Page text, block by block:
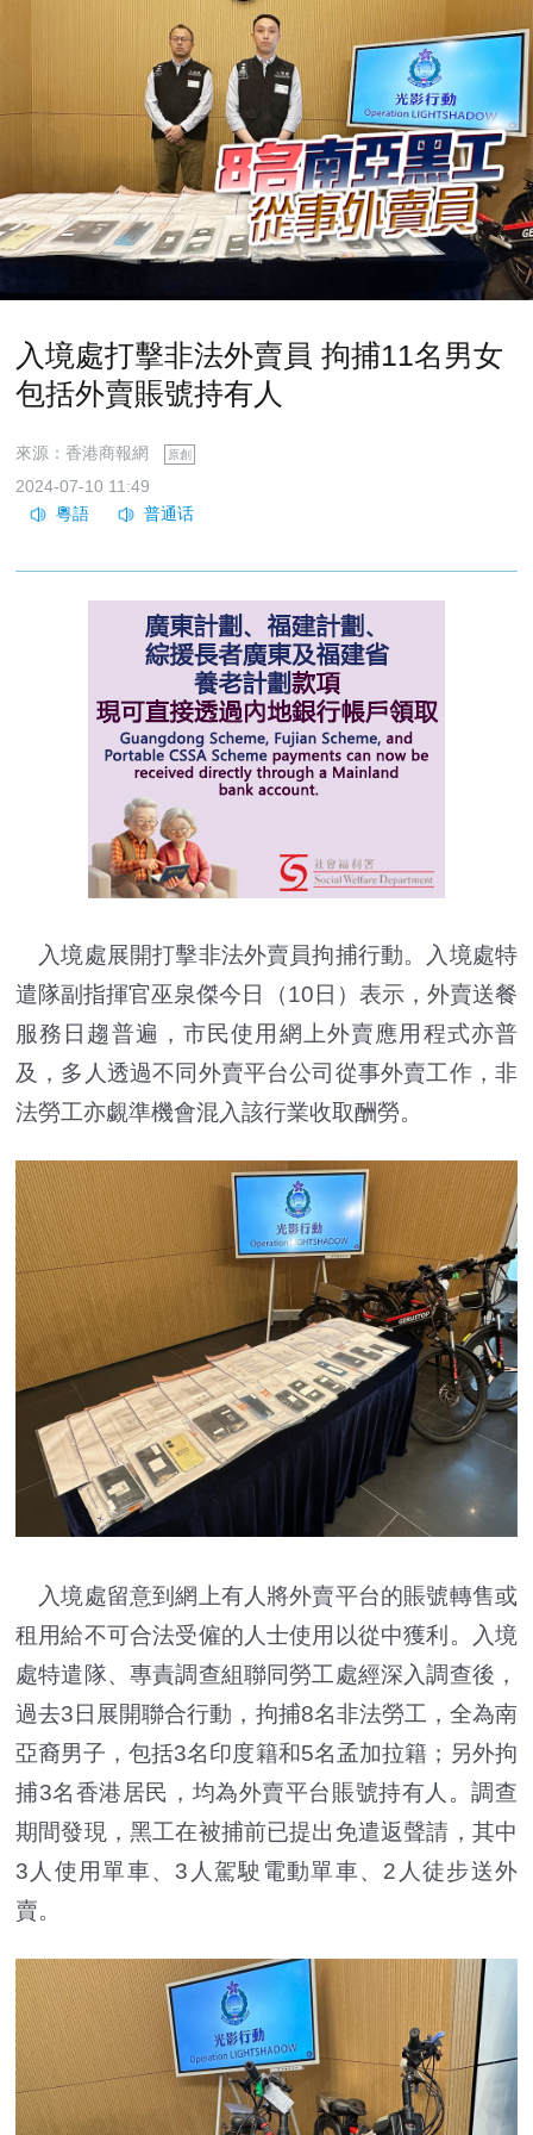
入境處打擊非法外賣員 拘捕11名男女
包括外賣賬號持有人
來源：香港商報網 原創
2024-07-10 11:49
入境處展開打擊非法外賣員拘捕行動。入境處特
遣隊副指揮官巫泉傑今日（10日）表示，外賣送餐
服務日趨普遍，市民使用網上外賣應用程式亦普
及，多人透過不同外賣平台公司從事外賣工作，非
法勞工亦覷準機會混入該行業收取酬勞。
入境處留意到網上有人將外賣平台的賬號轉售或
租用給不可合法受僱的人士使用以從中獲利。入境
處特遣隊、專責調查組聯同勞工處經深入調查後，
過去3日展開聯合行動，拘捕8名非法勞工，全為南
亞裔男子，包括3名印度籍和5名孟加拉籍；另外拘
捕3名香港居民，均為外賣平台賬號持有人。調查
期間發現，黑工在被捕前已提出免遣返聲請，其中
3人使用單車、3人駕駛電動單車、2人徒步送外
賣。